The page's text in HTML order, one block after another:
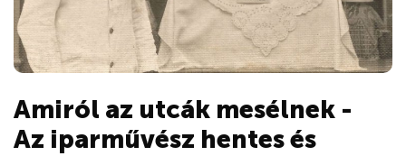
Amiról az utcák mesélnek -
Az iparművész hentes és